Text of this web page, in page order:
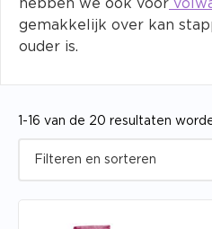
hebben we ook voor
gemakkelijk over kan
ouder is.
1-16 van de 20 resultaten